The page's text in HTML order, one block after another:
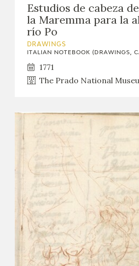
RECURSOS EDUCATIVOS
ARASAAC
Estudios de cabeza
la Maremma para la
río Po
DRAWINGS
ITALIAN NOTEBOOK (DRAWINGS,
1771
The Prado National